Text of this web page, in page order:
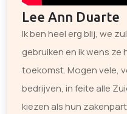
Lee Ann Duarte
Ik ben heel erg blij, we
gebruiken en ik wens
toekomst. Mogen vele,
bedrijven, in feite alle
kiezen als hun